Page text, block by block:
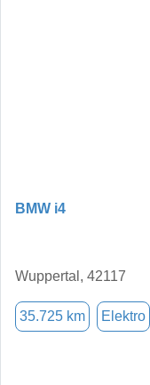
BMW i4
Wuppertal, 42117
35.725 km Elektro